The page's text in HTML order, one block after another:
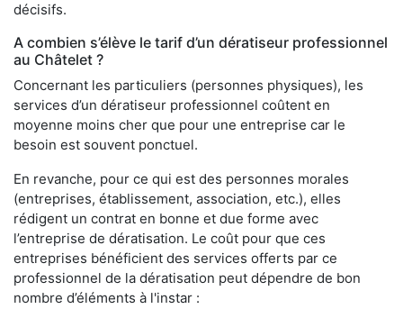
décisifs.
A combien s’élève le tarif d’un dératiseur professionnel
au Châtelet ?
Concernant les particuliers (personnes physiques), les
services d’un dératiseur professionnel coûtent en
moyenne moins cher que pour une entreprise car le
besoin est souvent ponctuel.
En revanche, pour ce qui est des personnes morales
(entreprises, établissement, association, etc.), elles
rédigent un contrat en bonne et due forme avec
l’entreprise de dératisation. Le coût pour que ces
entreprises bénéficient des services offerts par ce
professionnel de la dératisation peut dépendre de bon
nombre d’éléments à l'instar :